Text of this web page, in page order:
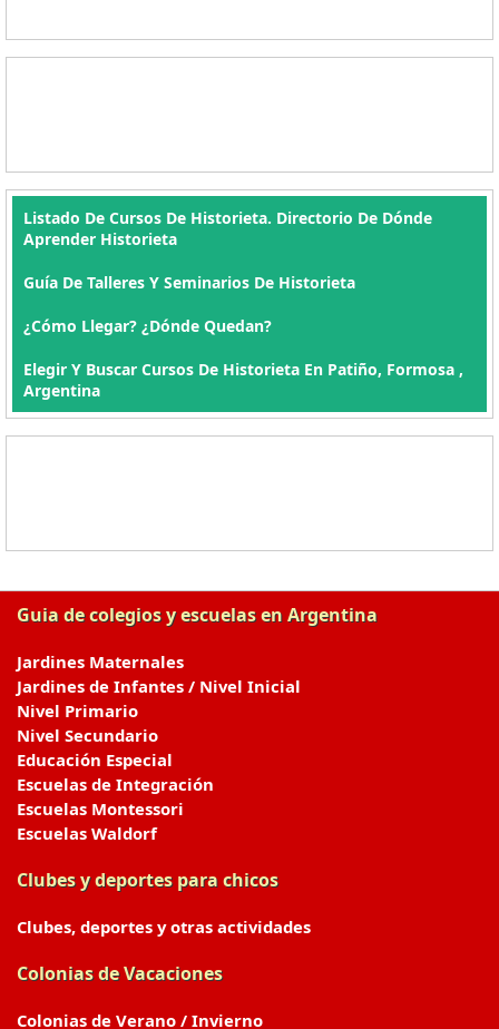
Listado De Cursos De Historieta. Directorio De Dónde
Aprender Historieta
Guía De Talleres Y Seminarios De Historieta
¿Cómo Llegar? ¿Dónde Quedan?
Elegir Y Buscar Cursos De Historieta En Patiño, Formosa ,
Argentina
Guia de colegios y escuelas en Argentina
Jardines Maternales
Jardines de Infantes / Nivel Inicial
Nivel Primario
Nivel Secundario
Educación Especial
Escuelas de Integración
Escuelas Montessori
Escuelas Waldorf
Clubes y deportes para chicos
Clubes, deportes y otras actividades
Colonias de Vacaciones
Colonias de Verano / Invierno